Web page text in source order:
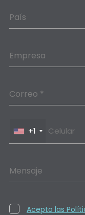
País
Empresa
Correo *
+1
Mensaje
Acepto las